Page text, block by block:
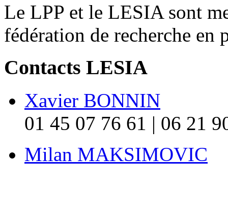
Le LPP et le LESIA sont
fédération de recherche en
Contacts LESIA
Xavier BONNIN
01 45 07 76 61 | 06 21
Milan MAKSIMOVIC